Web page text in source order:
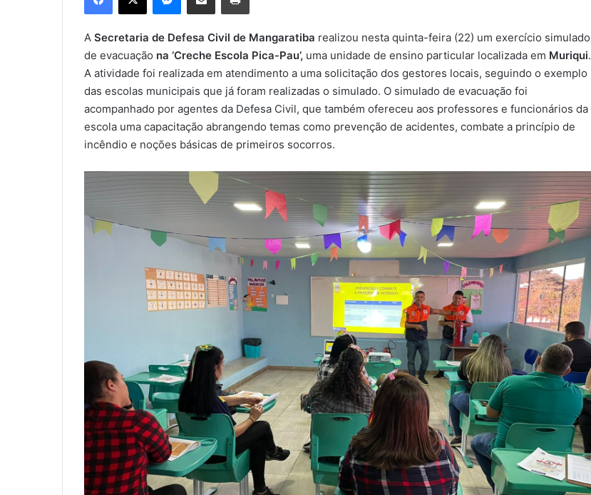
u
m
e
-
m
a
i
A Secretaria de Defesa Civil de Mangaratiba realizou nesta quinta-feira (22) um exercício simulado
de evacuação na ‘Creche Escola Pica-Pau’, uma unidade de ensino particular localizada em Muriqui.
A atividade foi realizada em atendimento a uma solicitação dos gestores locais, seguindo o exemplo
das escolas municipais que já foram realizadas o simulado. O simulado de evacuação foi
acompanhado por agentes da Defesa Civil, que também ofereceu aos professores e funcionários da
escola uma capacitação abrangendo temas como prevenção de acidentes, combate a princípio de
incêndio e noções básicas de primeiros socorros.